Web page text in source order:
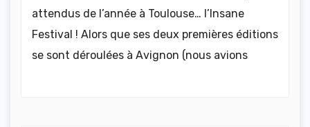
attendus de l’année à Toulouse… l’Insane
Festival ! Alors que ses deux premières éditions
se sont déroulées à Avignon (nous avions